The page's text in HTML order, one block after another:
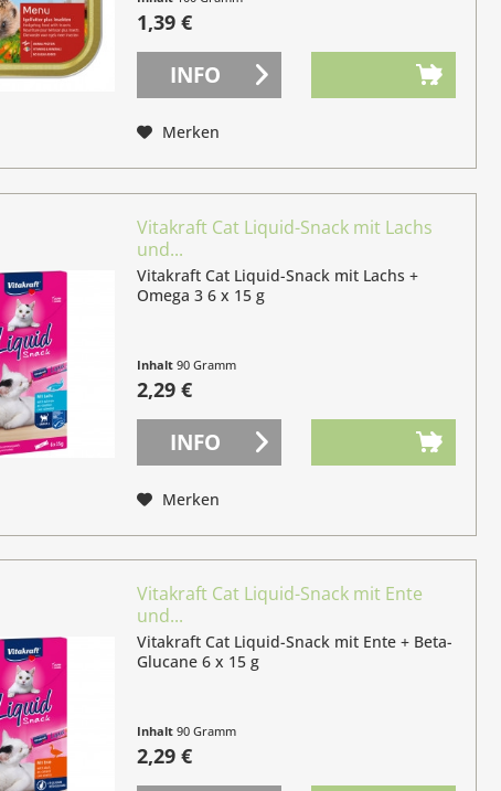
Ideal für geschwächte Igel Speziell...
1,39 €
INFO
Merken
Vitakraft Cat Liquid-Snack mit Lachs
und...
Vitakraft Cat Liquid-Snack mit Lachs +
Omega 3 6 x 15 g
Inhalt 90 Gramm
(2,54 € / 100 Gramm)
2,29 €
INFO
Merken
Vitakraft Cat Liquid-Snack mit Ente
und...
Vitakraft Cat Liquid-Snack mit Ente + Beta-
Glucane 6 x 15 g
Inhalt 90 Gramm
(2,54 € / 100 Gramm)
2,29 €